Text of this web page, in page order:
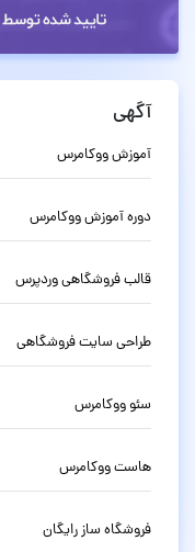
آگهی
آموزش ووکامرس
دوره آموزش ووکامرس
قالب فروشگاهی وردپرس
طراحی سایت فروشگاهی
سئو ووکامرس
هاست ووکامرس
فروشگاه ساز رایگان